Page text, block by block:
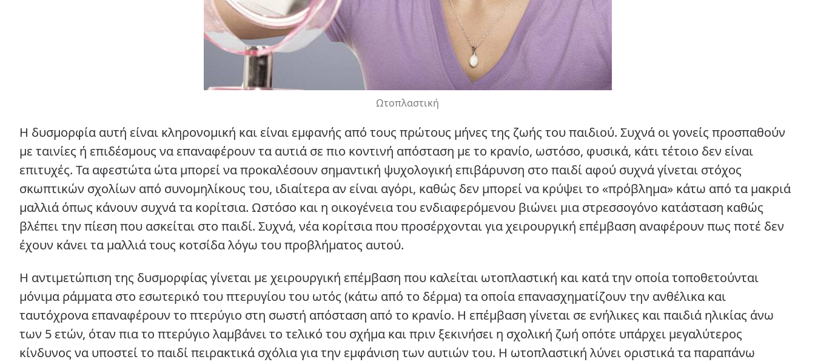
Ωτοπλαστική
Η δυσμορφία αυτή είναι κληρονομική και είναι εμφανής από τους πρώτους μήνες της ζωής του παιδιού. Συχνά οι γονείς προσπαθούν
με ταινίες ή επιδέσμους να επαναφέρουν τα αυτιά σε πιο κοντινή απόσταση με το κρανίο, ωστόσο, φυσικά, κάτι τέτοιο δεν είναι
επιτυχές. Τα αφεστώτα ώτα μπορεί να προκαλέσουν σημαντική ψυχολογική επιβάρυνση στο παιδί αφού συχνά γίνεται στόχος
σκωπτικών σχολίων από συνομηλίκους του, ιδιαίτερα αν είναι αγόρι, καθώς δεν μπορεί να κρύψει το «πρόβλημα» κάτω από τα μακριά
μαλλιά όπως κάνουν συχνά τα κορίτσια. Ωστόσο και η οικογένεια του ενδιαφερόμενου βιώνει μια στρεσσογόνο κατάσταση καθώς
βλέπει την πίεση που ασκείται στο παιδί. Συχνά, νέα κορίτσια που προσέρχονται για χειρουργική επέμβαση αναφέρουν πως ποτέ δεν
έχουν κάνει τα μαλλιά τους κοτσίδα λόγω του προβλήματος αυτού.
Η αντιμετώπιση της δυσμορφίας γίνεται με χειρουργική επέμβαση που καλείται ωτοπλαστική και κατά την οποία τοποθετούνται
μόνιμα ράμματα στο εσωτερικό του πτερυγίου του ωτός (κάτω από το δέρμα) τα οποία επανασχηματίζουν την ανθέλικα και
ταυτόχρονα επαναφέρουν το πτερύγιο στη σωστή απόσταση από το κρανίο. Η επέμβαση γίνεται σε ενήλικες και παιδιά ηλικίας άνω
των 5 ετών, όταν πια το πτερύγιο λαμβάνει το τελικό του σχήμα και πριν ξεκινήσει η σχολική ζωή οπότε υπάρχει μεγαλύτερος
κίνδυνος να υποστεί το παιδί πειρακτικά σχόλια για την εμφάνιση των αυτιών του. Η ωτοπλαστική λύνει οριστικά τα παραπάνω